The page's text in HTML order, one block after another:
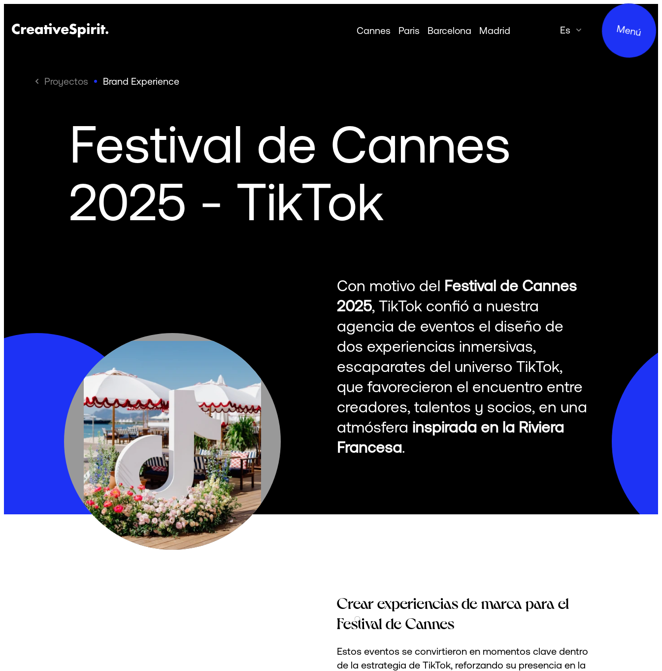
Cannes Paris Barcelona Madrid es Menú
Proyectos Brand Experience
Festival de Cannes
2025 - TikTok
Con motivo del Festival de Cannes
2025, TikTok confió a nuestra
agencia de eventos el diseño de
dos experiencias inmersivas,
escaparates del universo TikTok,
que favorecieron el encuentro entre
creadores, talentos y socios, en una
atmósfera inspirada en la Riviera
Francesa.
Crear experiencias de marca para el
Festival de Cannes
Estos eventos se convirtieron en momentos clave dentro
de la estrategia de TikTok, reforzando su presencia en la